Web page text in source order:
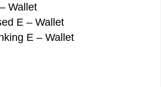
Wallet
E – Wallet
E – Wallet